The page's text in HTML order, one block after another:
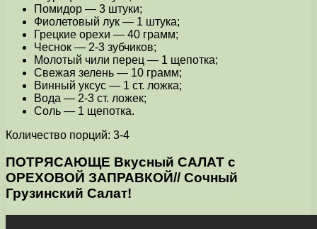
Помидор — 3 штуки;
Фиолетовый лук — 1 штука;
Грецкие орехи — 40 грамм;
Чеснок — 2-3 зубчиков;
Молотый чили перец — 1 щепотка;
Свежая зелень — 10 грамм;
Винный уксус — 1 ст. ложка;
Вода — 2-3 ст. ложек;
Соль — 1 щепотка.
Количество порций: 3-4
ПОТРЯСАЮЩЕ Вкусный САЛАТ с
ОРЕХОВОЙ ЗАПРАВКОЙ// Сочный
Грузинский Салат!